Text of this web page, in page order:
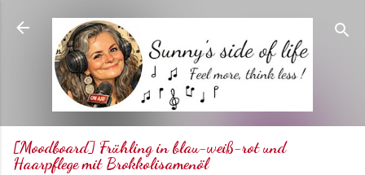
Direkt zum Hauptbereich
[Moodboard] Frühling in blau-weiß-rot und
Haarpflege mit Brokkolisamenöl